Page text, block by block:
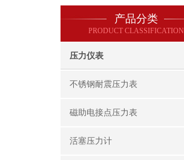
产品分类
PRODUCT CLASSIFICATION
压力仪表
不锈钢耐震压力表
磁助电接点压力表
活塞压力计